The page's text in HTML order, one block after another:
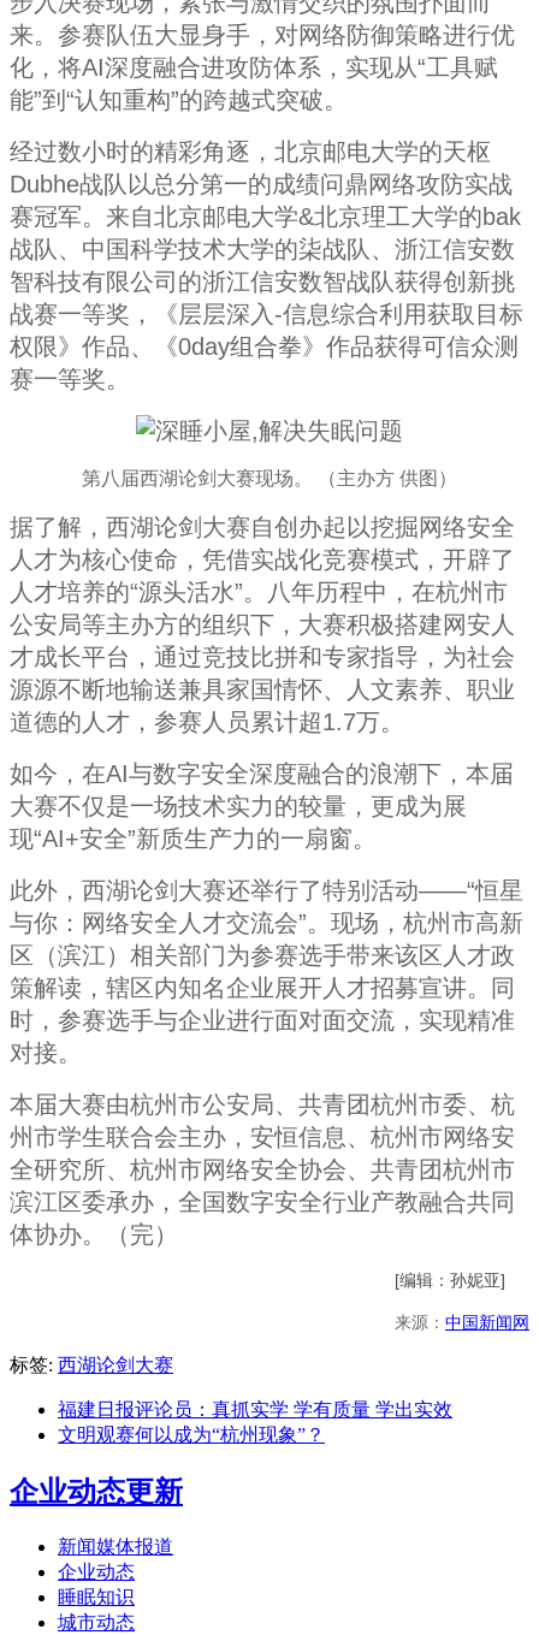
来。参赛队伍大显身手，对网络防御策略进行优
化，将AI深度融合进攻防体系，实现从“工具赋
能”到“认知重构”的跨越式突破。
经过数小时的精彩角逐，北京邮电大学的天枢
Dubhe战队以总分第一的成绩问鼎网络攻防实战
赛冠军。来自北京邮电大学&北京理工大学的bak
战队、中国科学技术大学的柒战队、浙江信安数
智科技有限公司的浙江信安数智战队获得创新挑
战赛一等奖，《层层深入-信息综合利用获取目标
权限》作品、《0day组合拳》作品获得可信众测
赛一等奖。
第八届西湖论剑大赛现场。 （主办方 供图）
据了解，西湖论剑大赛自创办起以挖掘网络安全
人才为核心使命，凭借实战化竞赛模式，开辟了
人才培养的“源头活水”。八年历程中，在杭州市
公安局等主办方的组织下，大赛积极搭建网安人
才成长平台，通过竞技比拼和专家指导，为社会
源源不断地输送兼具家国情怀、人文素养、职业
道德的人才，参赛人员累计超1.7万。
如今，在AI与数字安全深度融合的浪潮下，本届
大赛不仅是一场技术实力的较量，更成为展
现“AI+安全”新质生产力的一扇窗。
此外，西湖论剑大赛还举行了特别活动——“恒星
与你：网络安全人才交流会”。现场，杭州市高新
区（滨江）相关部门为参赛选手带来该区人才政
策解读，辖区内知名企业展开人才招募宣讲。同
时，参赛选手与企业进行面对面交流，实现精准
对接。
本届大赛由杭州市公安局、共青团杭州市委、杭
州市学生联合会主办，安恒信息、杭州市网络安
全研究所、杭州市网络安全协会、共青团杭州市
滨江区委承办，全国数字安全行业产教融合共同
体协办。（完）
[编辑：孙妮亚]
来源： 中国新闻网
标签: 西湖论剑大赛
福建日报评论员：真抓实学 学有质量 学出实效
文明观赛何以成为“杭州现象”？
企业动态更新
新闻媒体报道
企业动态
睡眠知识
城市动态